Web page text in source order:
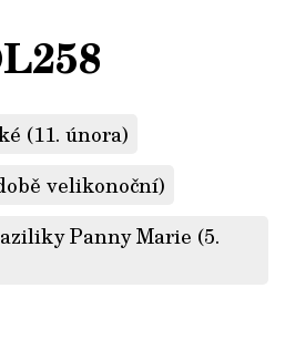
(11. února)
velikonoční)
Panny Marie (5.